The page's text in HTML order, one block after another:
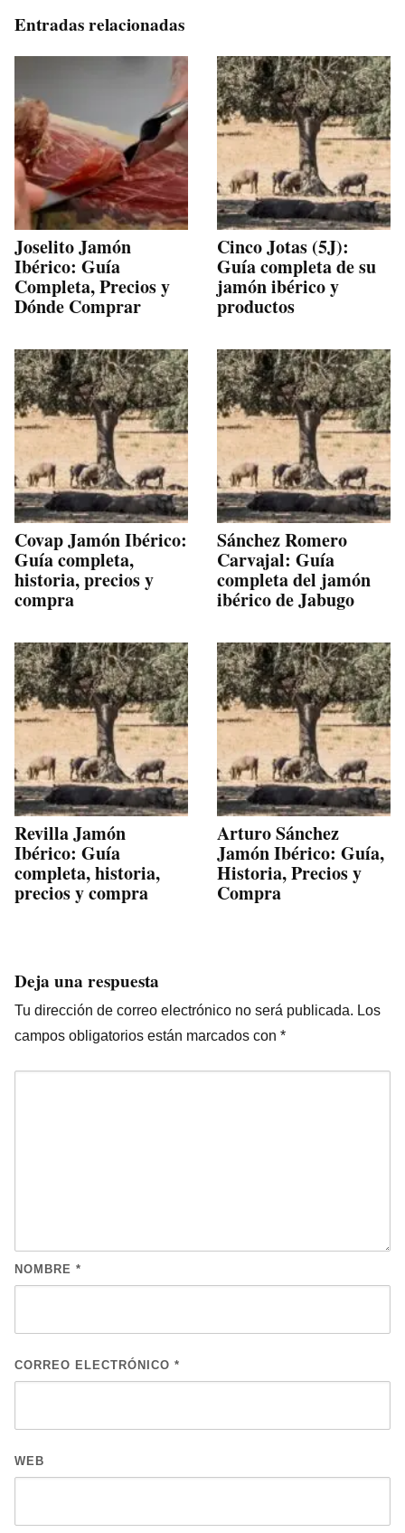
Entradas relacionadas
Joselito Jamón
Ibérico: Guía
Completa, Precios y
Dónde Comprar
Cinco Jotas (5J):
Guía completa de su
jamón ibérico y
productos
Covap Jamón Ibérico:
Guía completa,
historia, precios y
compra
Sánchez Romero
Carvajal: Guía
completa del jamón
ibérico de Jabugo
Revilla Jamón
Ibérico: Guía
completa, historia,
precios y compra
Arturo Sánchez
Jamón Ibérico: Guía,
Historia, Precios y
Compra
Deja una respuesta
Tu dirección de correo electrónico no será publicada. Los
campos obligatorios están marcados con *
NOMBRE *
CORREO ELECTRÓNICO *
WEB